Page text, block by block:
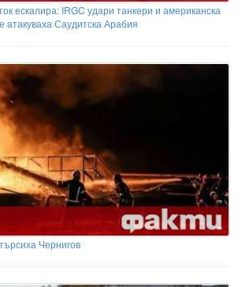
ескалира: IRGC удари танкери и американска
атакуваха Саудитска Арабия
Чернигов